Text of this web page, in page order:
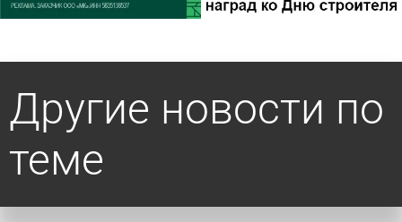
Другие новости по
теме